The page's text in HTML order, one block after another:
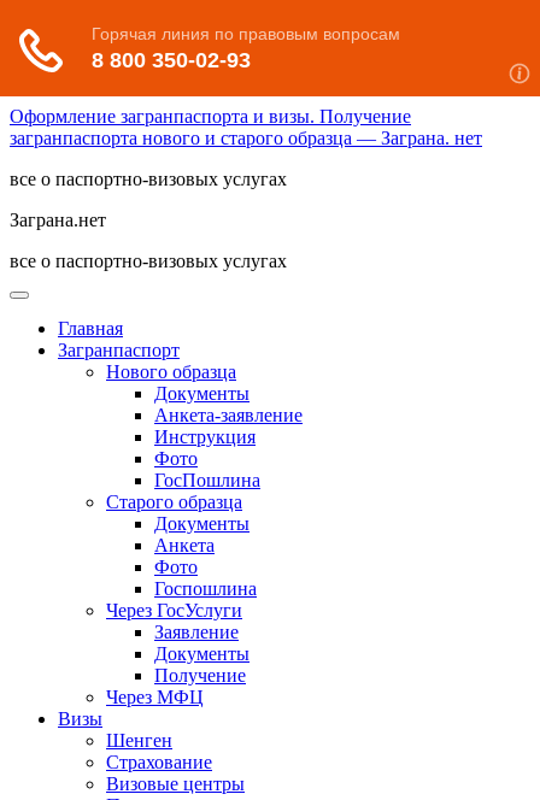
Оформление загранпаспорта и визы. Получение
загранпаспорта нового и старого образца — Заграна. нет
все о паспортно-визовых услугах
Заграна.нет
все о паспортно-визовых услугах
Главная
Загранпаспорт
Нового образца
Документы
Анкета-заявление
Инструкция
Фото
ГосПошлина
Старого образца
Документы
Анкета
Фото
Госпошлина
Через ГосУслуги
Заявление
Документы
Получение
Через МФЦ
Визы
Шенген
Страхование
Визовые центры